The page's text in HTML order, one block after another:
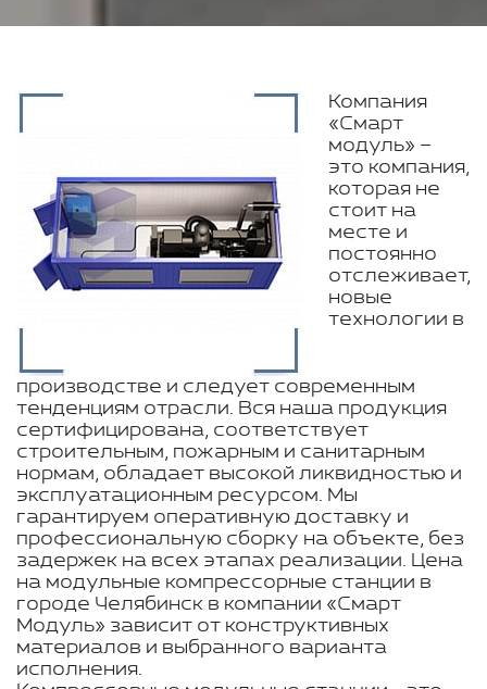
Компания
«Смарт
модуль» –
это компания,
которая не
стоит на
месте и
постоянно
отслеживает,
новые
технологии в
производстве и следует современным
тенденциям отрасли. Вся наша продукция
сертифицирована, соответствует
строительным, пожарным и санитарным
нормам, обладает высокой ликвидностью и
эксплуатационным ресурсом. Мы
гарантируем оперативную доставку и
профессиональную сборку на объекте, без
задержек на всех этапах реализации. Цена
на модульные компрессорные станции в
городе Челябинск в компании «Смарт
Модуль» зависит от конструктивных
материалов и выбранного варианта
исполнения.